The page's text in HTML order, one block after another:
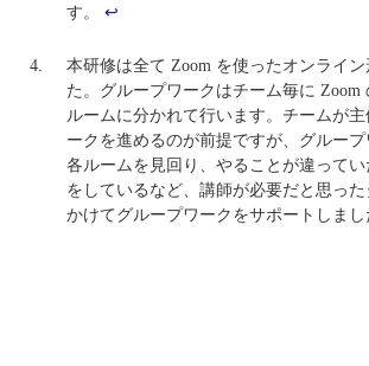
す。 ↩
本研修は全て Zoom を使ったオンライ
た。グループワークはチーム毎に Zoom
ルームに分かれて行います。チームが
ークを進めるのが前提ですが、グルー
各ルームを見回り、やることが違って
をしているなど、講師が必要だと思っ
かけてグループワークをサポートしまし